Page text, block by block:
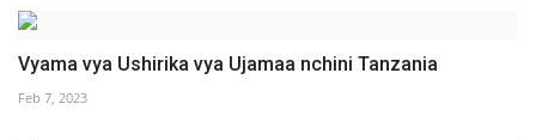
Vyama vya Ushirika vya Ujamaa nchini Tanzania
Feb 7, 2023